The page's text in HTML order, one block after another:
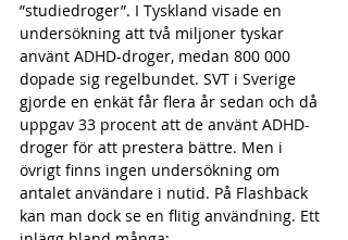
”studiedroger”. I Tyskland visade en
undersökning att två miljoner tyskar
använt ADHD-droger, medan 800 000
dopade sig regelbundet. SVT i Sverige
gjorde en enkät får flera år sedan och då
uppgav 33 procent att de använt ADHD-
droger för att prestera bättre. Men i
övrigt finns ingen undersökning om
antalet användare i nutid. På Flashback
kan man dock se en flitig användning. Ett